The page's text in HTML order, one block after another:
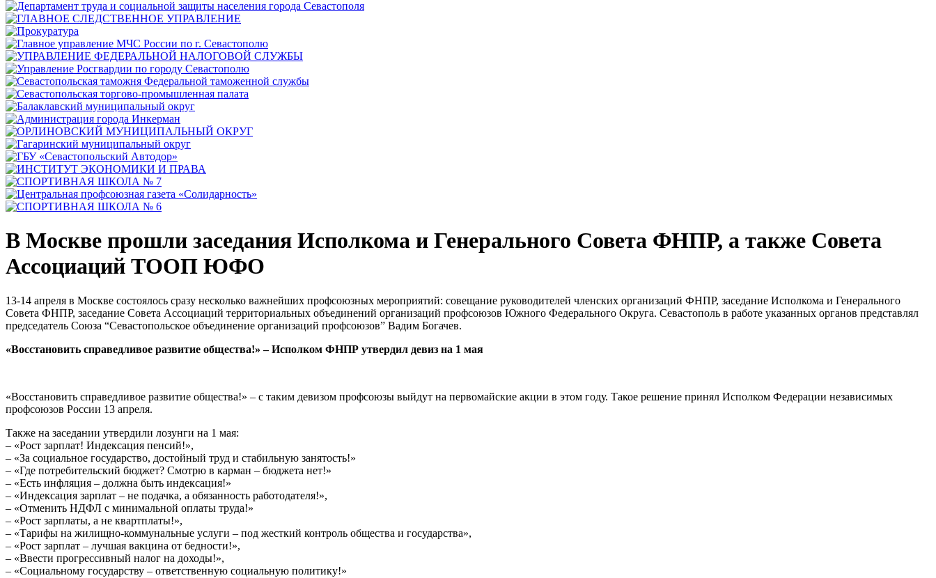
В Москве прошли заседания Исполкома и Генерального Совета ФНПР, а также Совета
Ассоциаций ТООП ЮФО
13-14 апреля в Москве состоялось сразу несколько важнейших профсоюзных мероприятий: совещание руководителей членских организаций ФНПР, заседание Исполкома и Генерального
Совета ФНПР, заседание Совета Ассоциаций территориальных объединений организаций профсоюзов Южного Федерального Округа. Севастополь в работе указанных органов представлял
председатель Союза “Севастопольское объединение организаций профсоюзов” Вадим Богачев.
«Восстановить справедливое развитие общества!» – Исполком ФНПР утвердил девиз на 1 мая
«Восстановить справедливое развитие общества!» – с таким девизом профсоюзы выйдут на первомайские акции в этом году. Такое решение принял Исполком Федерации независимых
профсоюзов России 13 апреля.
Также на заседании утвердили лозунги на 1 мая:
– «Рост зарплат! Индексация пенсий!»,
– «За социальное государство, достойный труд и стабильную занятость!»
– «Где потребительский бюджет? Смотрю в карман – бюджета нет!»
– «Есть инфляция – должна быть индексация!»
– «Индексация зарплат – не подачка, а обязанность работодателя!»,
– «Отменить НДФЛ с минимальной оплаты труда!»
– «Рост зарплаты, а не квартплаты!»,
– «Тарифы на жилищно-коммунальные услуги – под жесткий контроль общества и государства»,
– «Рост зарплат – лучшая вакцина от бедности!»,
– «Ввести прогрессивный налог на доходы!»,
– «Социальному государству – ответственную социальную политику!»